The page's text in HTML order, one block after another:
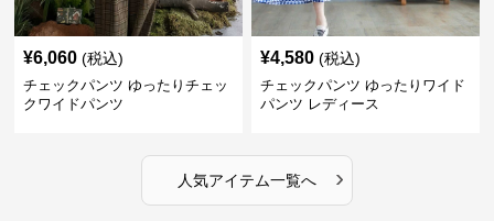
¥6,060 (税込)
チェックパンツ ゆったりチェッ
クワイドパンツ
¥4,580 (税込)
チェックパンツ ゆったりワイド
パンツ レディース
人気アイテム一覧へ ›